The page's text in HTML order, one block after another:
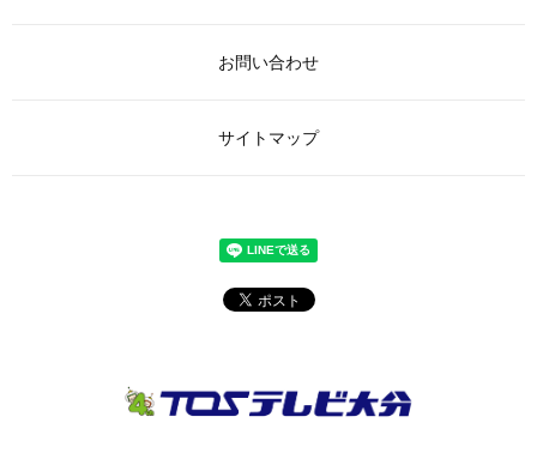
お問い合わせ
サイトマップ